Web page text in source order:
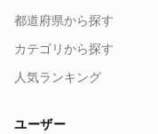
都道府県から探す
カテゴリから探す
人気ランキング
ユーザー